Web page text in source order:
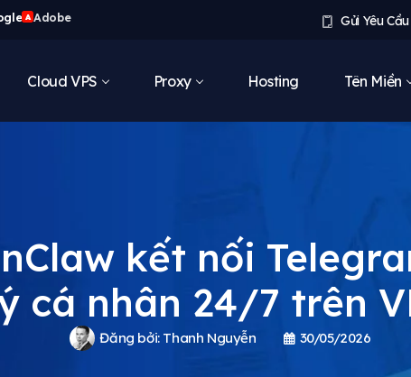
A Adobe Gửi Yêu
Cloud VPS Proxy Hosting Tên Miền
kết nối
cá nhân 24/7 trên
Đăng bởi: Thanh Nguyễn 30/05/2026